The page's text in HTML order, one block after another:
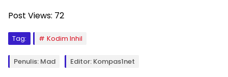
Post Views: 72
Tag: Kodim Inhil
Penulis: Mad Editor: Kompas1net